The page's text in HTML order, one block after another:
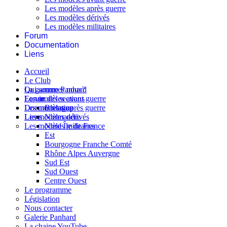
Les modèles après guerre
Les modèles dérivés
Les modèles militaires
Forum
Documentation
Liens
Accueil
Le Club
Qui sommes nous?
La vie des sections
Bretagne
Normandie
Nord Île de France
Est
Bourgogne Franche Comté
Rhône Alpes Auvergne
Sud Est
Sud Ouest
Centre Ouest
Le programme
Législation
Nous contacter
Galerie Panhard
La gamme Panhard
Les modèles avant guerre
Les modèles après guerre
Les modèles dérivés
Les modèles militaires
Forum
Documentation
Liens